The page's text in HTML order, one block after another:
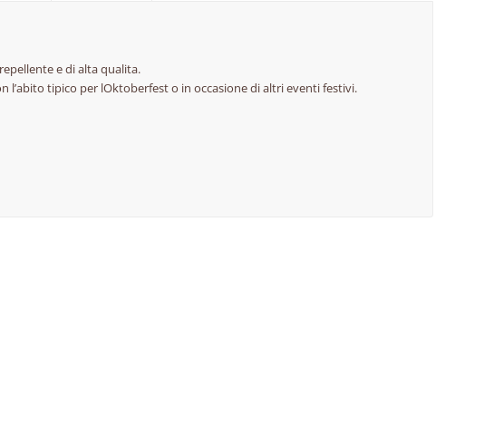
e di alta qualita.
l’abito tipico per lOktoberfest o in occasione di altri eventi festivi.